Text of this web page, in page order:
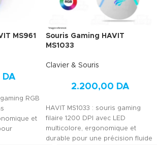
MS961
DA
RGB
et
Souris Gaming HAVIT
MS1033
Clavier & Souris
2.200,00 DA
HAVIT MS1033 : souris gaming
filaire 1200 DPI avec LED
multicolore, ergonomique et
durable pour une précision fluide